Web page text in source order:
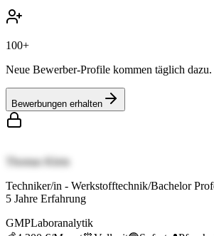
100+
Neue Bewerber-Profile kommen täglich dazu.
Bewerbungen erhalten
Thomas Klein
Techniker/in - Werkstofftechnik/Bachelor
5 Jahre Erfahrung
GMPLaboranalytik